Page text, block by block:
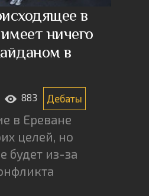
в
ничего
в
883 Дебаты
в Ереване
целей, но
будет из-за